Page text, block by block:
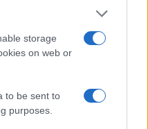
storage
on web or
to be sent to
purposes.